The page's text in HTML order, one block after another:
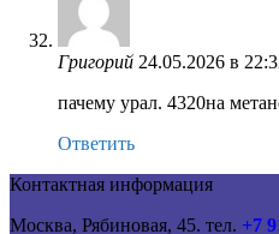
Григорий 24.05.2026 в
пачему урал. 4320на
Ответить
Контактная информация
Москва, Рябиновая, 45. тел. +7